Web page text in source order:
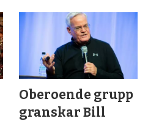
Oberoende grupp
granskar Bill